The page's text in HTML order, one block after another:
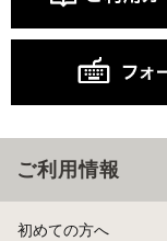
ご利用情報
初めての方へ